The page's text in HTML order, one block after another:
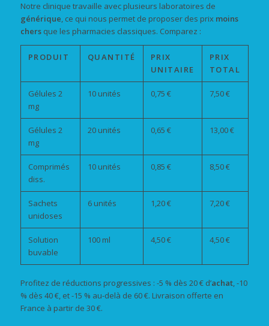
Notre clinique travaille avec plusieurs laboratoires de
générique, ce qui nous permet de proposer des prix moins
chersque les pharmacies classiques. Comparez :
PRODUIT QUANTITÉ
PRIX
UNITAIRE
PRIX
TOTAL
Gélules 2
mg
10 unités 0,75 € 7,50 €
Gélules 2
mg
20 unités 0,65 € 13,00 €
Comprimés
diss.
10 unités 0,85 € 8,50 €
Sachets
unidoses
6 unités 1,20 € 7,20 €
Solution
buvable
100 ml 4,50 € 4,50 €
Profitez de réductions progressives : -5 % dès 20 € d’achat, -10
% dès 40 €, et -15 % au-delà de 60 €. Livraison offerte en
France à partir de 30 €.